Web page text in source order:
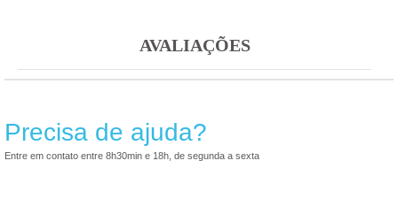
AVALIAÇÕES
Precisa de ajuda?
Entre em contato entre 8h30min e 18h, de segunda a sexta